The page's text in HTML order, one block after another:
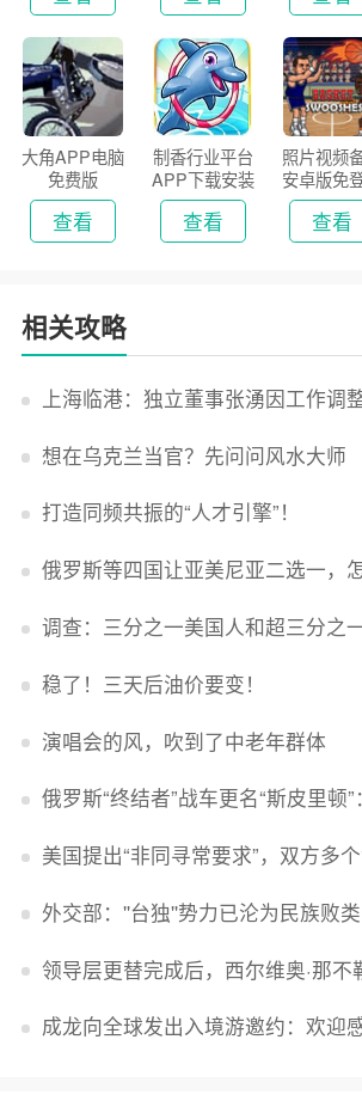
大角APP电脑
免费版
查看
制香行业平台
APP下载安装
2026
查看
照片视频
安卓版免
版
查看
相关攻略
上海临港：独立董事张湧因工作调
想在乌克兰当官？先问问风水大师
打造同频共振的“人才引擎”！
俄罗斯等四国让亚美尼亚二选一，怎么回
调查：三分之一美国人和超三分之一加拿大人感到经
稳了！三天后油价要变！
演唱会的风，吹到了中老年群体
俄罗斯“终结者”战车更名“斯皮里顿”：寓意强大可靠，彰显俄
美国提出“非同寻常要求”，双方多个领域分歧依旧，印美贸易谈判进入“关键
外交部：''台独''势力已沦为民族败类
领导层更替完成后，西尔维奥·那不勒斯出任Lucid首席
成龙向全球发出入境游邀约：欢迎感受无滤镜的真